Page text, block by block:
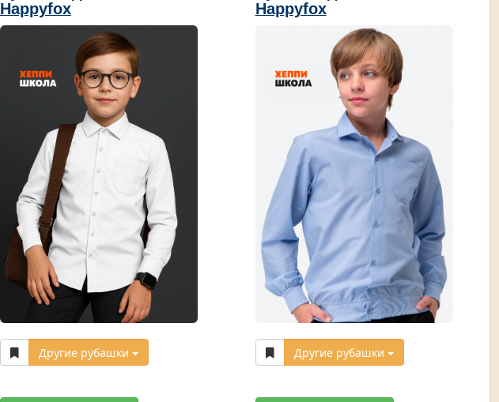
Happyfox
Другие рубашки
Happyfox
Другие рубашки